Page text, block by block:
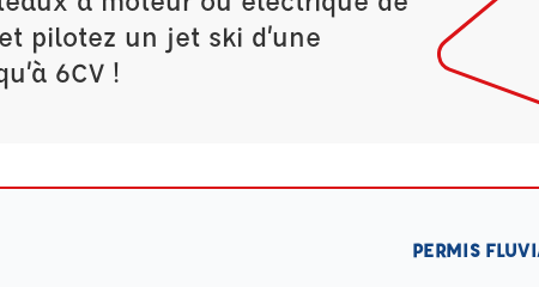
pilotez un jet ski d’une
6CV !
PERMIS